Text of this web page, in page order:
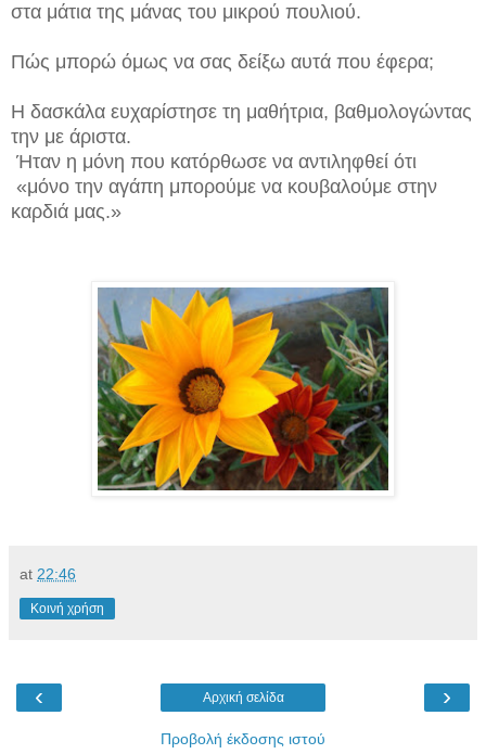
στα μάτια της μάνας του μικρού πουλιού.
Πώς μπορώ όμως να σας δείξω αυτά που έφερα;
Η δασκάλα ευχαρίστησε τη μαθήτρια, βαθμολογώντας
την με άριστα.
Ήταν η μόνη που κατόρθωσε να αντιληφθεί ότι
«μόνο την αγάπη μπορούμε να κουβαλούμε στην
καρδιά μας.»
at 22:46
Κοινή χρήση
‹ ›
Αρχική σελίδα
Προβολή έκδοσης ιστού